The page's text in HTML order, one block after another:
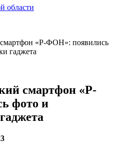
области
«Р-ФОН»: появились
гаджета
смартфон «Р-
фото и